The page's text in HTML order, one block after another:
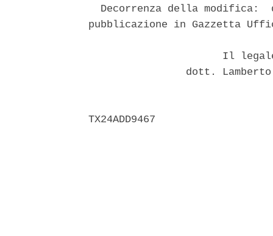
Decorrenza della modifica:
pubblicazione in Gazzetta
Il
dott.